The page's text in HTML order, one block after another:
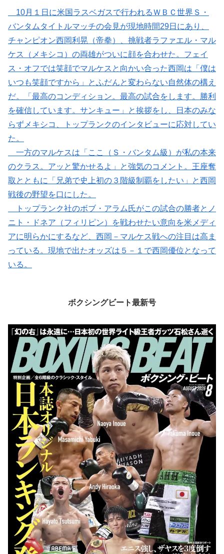
10月１日に米国ラスベガスで行われるＷＢＣ世界Ｓ・
バンタムタイトルマッチの会見が現地時間29日にあり、
チャンピオン西岡利晃（帝拳）、挑戦者ラファエル・マル
ケス（メキシコ）の両雄がついに顔を合わせた。フェイ
ス・オフでは笑顔でマルケスと向かい合った西岡は「僕は
いつも笑顔ですから」とふだんと変わらない自然体の構え
だ。「最高のコンディション。最高の試合をします。勝利
を確信しています。サンキュー」と挨拶をし、日本のみな
らずメキシコ、トップランクのインタビューに応対してい
た。
一方のマルケスは「ここ（Ｓ・バンタム級）が私の本来
のクラス。アッと驚かせるよ」と強気のコメント。王座奪
取とともに「兄弟で史上初の３階級制覇をしたい」と西岡
戦後の野望を口にした。
トップランク社のボブ・アラム氏がこの試合の勝者とノ
ニト・ドネア（フィリピン）を戦わせたい意向を米メディ
アに明らかにするなど、西岡－マルケス戦への注目は高ま
っている。現地で出たオッズは５－１で西岡優位となって
いる。
ボクシングビート最新号